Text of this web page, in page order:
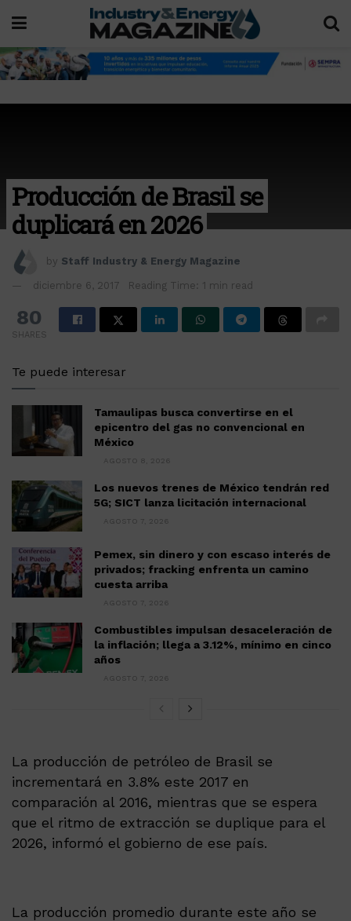
Producción de Brasil se
duplicará en 2026
by Staff Industry & Energy Magazine
diciembre 6, 2017 Reading Time: 1 min read
80
SHARES
Te puede interesar
Tamaulipas busca convertirse en el
epicentro del gas no convencional en
México
AGOSTO 8, 2026
Los nuevos trenes de México tendrán red
5G; SICT lanza licitación internacional
AGOSTO 7, 2026
Pemex, sin dinero y con escaso interés de
privados; fracking enfrenta un camino
cuesta arriba
AGOSTO 7, 2026
Combustibles impulsan desaceleración de
la inflación; llega a 3.12%, mínimo en cinco
años
AGOSTO 7, 2026
La producción de petróleo de Brasil se
incrementará en 3.8% este 2017 en
comparación al 2016, mientras que se espera
que el ritmo de extracción se duplique para el
2026, informó el gobierno de ese país.
La producción promedio durante este año se